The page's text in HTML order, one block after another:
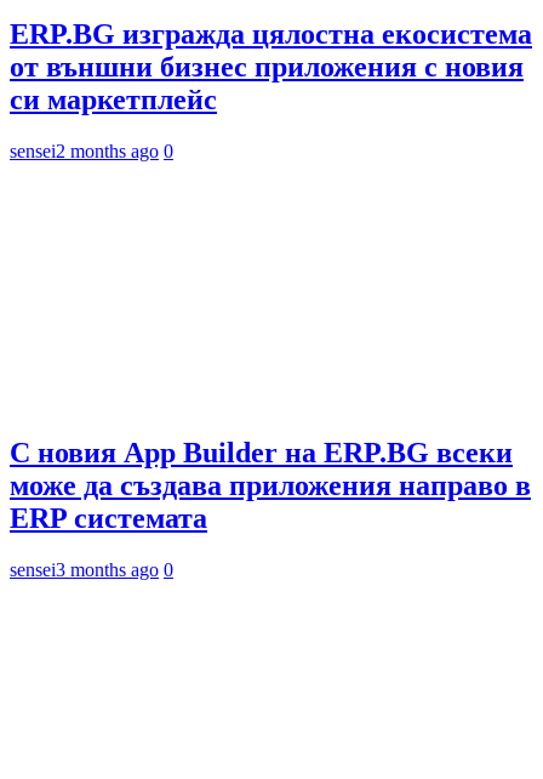
ERP.BG изгражда цялостна екосистема
от външни бизнес приложения с новия
си маркетплейс
sensei2 months ago 0
С новия App Builder на ERP.BG всеки
може да създава приложения направо в
ERP системата
sensei3 months ago 0